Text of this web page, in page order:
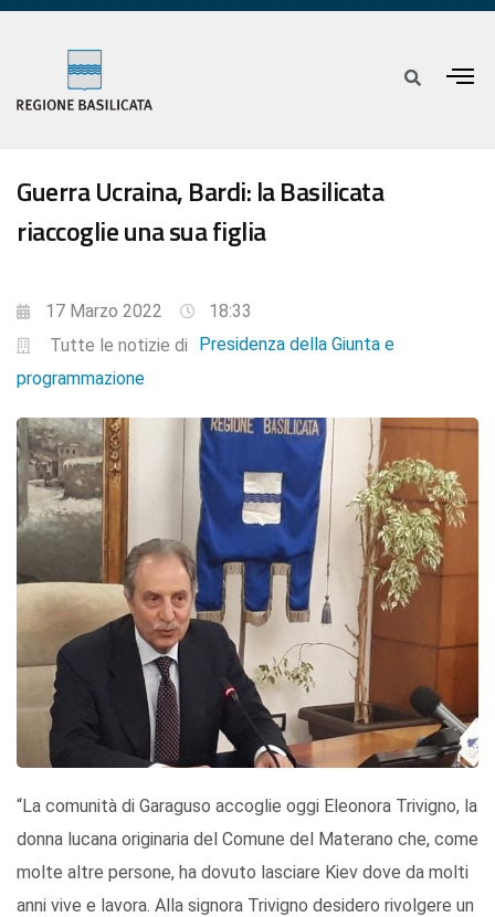
Guerra Ucraina, Bardi: la Basilicata
riaccoglie una sua figlia
17 Marzo 2022
18:33
Tutte le notizie di
Presidenza della Giunta e
programmazione
“La comunità di Garaguso accoglie oggi Eleonora Trivigno, la
donna lucana originaria del Comune del Materano che, come
molte altre persone, ha dovuto lasciare Kiev dove da molti
anni vive e lavora. Alla signora Trivigno desidero rivolgere un